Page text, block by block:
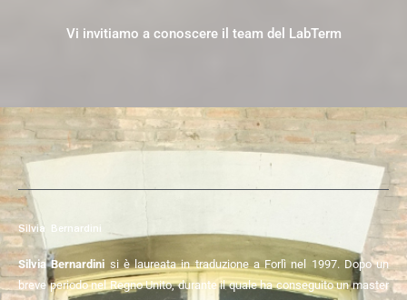
Vi invitiamo a conoscere il team del LabTerm
Silvia Bernardini
Silvia Bernardini si è laureata in traduzione a Forlì nel 1997. Dopo un
breve periodo nel Regno Unito, durante il quale ha conseguito un master